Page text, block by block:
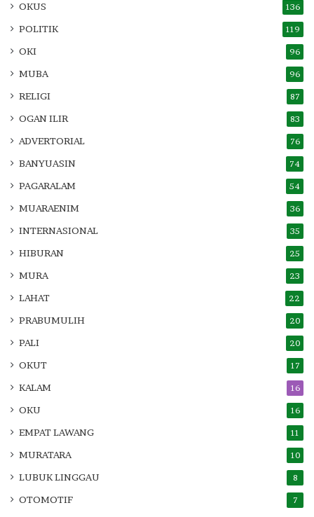
OKUS 136
POLITIK 119
OKI 96
MUBA 96
RELIGI 87
OGAN ILIR 83
ADVERTORIAL 76
BANYUASIN 74
PAGARALAM 54
MUARAENIM 36
INTERNASIONAL 35
HIBURAN 25
MURA 23
LAHAT 22
PRABUMULIH 20
PALI 20
OKUT 17
KALAM 16
OKU 16
EMPAT LAWANG 11
MURATARA 10
LUBUK LINGGAU 8
OTOMOTIF 7